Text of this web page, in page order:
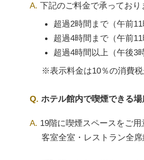
下記のご料金で承ってお
超過2時間まで（午前
超過4時間まで（午前
超過4時間以上（
※表示料金は10％の消費
ホテル館内で喫煙できる場
19階に喫煙スペースをご用
客室全室・レストラン全席